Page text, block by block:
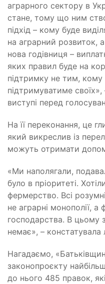
аграрного сектору в
стане, тому що ним
підхід – кому буде
на аграрний розвиток,
нова годівниця –
яких правил буде на
підтримку не тим, кому
підтримуватиме
виступі перед
На її переконання, це
який викреслив із
можуть отримати
«Ми наполягали,
було в пріоритеті.
фермерство. Всі
не аграрні монополії, а
господарства. В цьому
немає», – констатувала
Нагадаємо,
законопроєкту
до нього 485 правок,